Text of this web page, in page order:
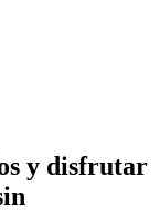
y disfrutar